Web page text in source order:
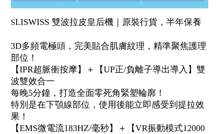
SLISWISS 雙波拉皮皇后機｜原裝行貨，半年保養
3D多頻電極頭，完美貼合肌膚紋理，精準聚焦護理
部位！
【IPR超脈衝按摩】＋【UP正/負離子導出導入】雙
波雙效合一
每晚5分鐘，打造全面零死角緊塑輪廓！
特別是在下顎線部位，使用後能立即感受到提拉效
果！
【EMS微電流183HZ/毫秒】＋【VR振動模式12000